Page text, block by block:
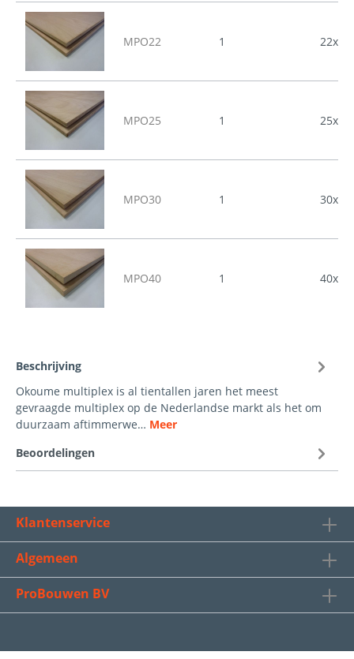
MPO22 1
MPO25 1
MPO30 1
MPO40 1
Beschrijving
Okoume multiplex is al tientallen jaren het meest
gevraagde multiplex op de Nederlandse markt als het om
duurzaam aftimmerwe… Meer
Beoordelingen
Klantenservice
Algemeen
ProBouwen BV